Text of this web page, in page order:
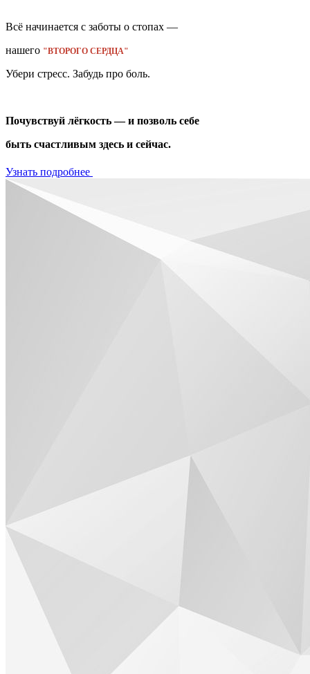
Всё начинается с заботы о стопах —
нашего "ВТОРОГО СЕРДЦА"
Убери стресс. Забудь про боль.
Почувствуй лёгкость — и позволь себе
быть счастливым здесь и сейчас.
Узнать подробнее